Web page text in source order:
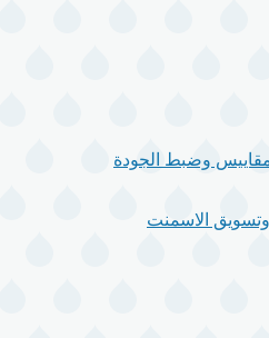
وضبط الجودة
وتسويق الاسمنت